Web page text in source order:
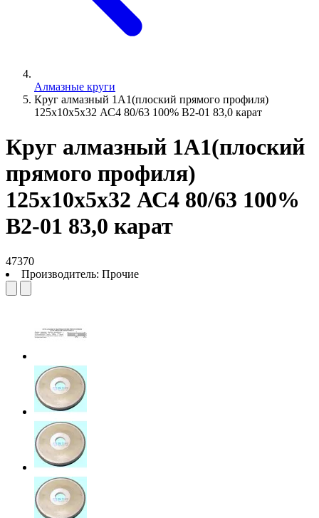
Алмазные круги
Круг алмазный 1А1(плоский прямого профиля)
125х10х5х32 АС4 80/63 100% В2-01 83,0 карат
Круг алмазный 1А1(плоский
прямого профиля)
125х10х5х32 АС4 80/63 100%
В2-01 83,0 карат
47370
Производитель: Прочие